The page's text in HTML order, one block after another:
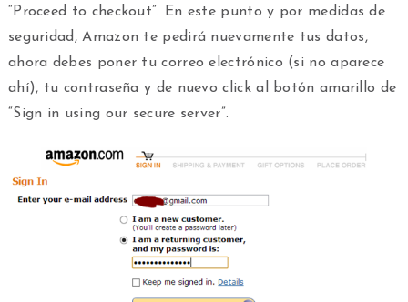
“Proceed to checkout”. En este punto y por medidas de
seguridad, Amazon te pedirá nuevamente tus datos,
ahora debes poner tu correo electrónico (si no aparece
ahí), tu contraseña y de nuevo click al botón amarillo de
“Sign in using our secure server”.